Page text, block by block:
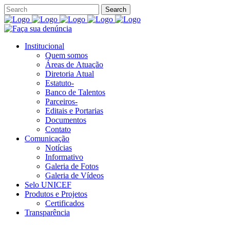
Institucional
Quem somos
Áreas de Atuação
Diretoria Atual
Estatuto-
Banco de Talentos
Parceiros-
Editais e Portarias
Documentos
Contato
Comunicação
Notícias
Informativo
Galeria de Fotos
Galeria de Vídeos
Selo UNICEF
Produtos e Projetos
Certificados
Transparência